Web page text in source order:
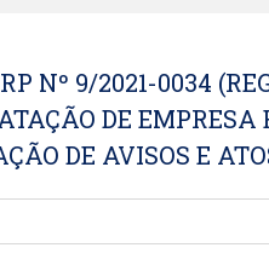
Nº 9/2021-0034
DE EMPRESA
DE AVISOS E